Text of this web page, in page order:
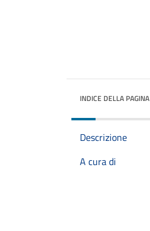
INDICE DELLA PAGINA
Descrizione
A cura di